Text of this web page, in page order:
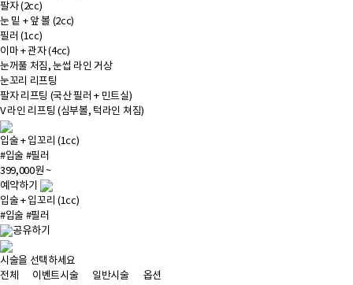
팔자 (2cc)
눈 밑 + 앞 볼 (2cc)
필러 (1cc)
이마 + 관자 (4cc)
눈꺼풀 처짐, 눈썹 라인 거상
눈꼬리 리프팅
팔자 리프팅 (국산 필러 + 민트실)
V 라인 리프팅 (심부볼, 턱라인 쳐짐)
입술 + 입꼬리 (1cc)
#입술 #필러
399,000원 ~
예약하기
입술 + 입꼬리 (1cc)
#입술 #필러
시술을 선택하세요
전체
이벤트시술 일반시술 옵션